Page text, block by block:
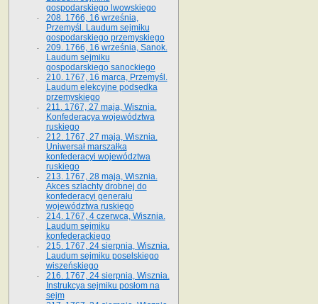
gospodarskiego lwowskiego
208. 1766, 16 września,
Przemyśl. Laudum sejmiku
gospodarskiego przemyskiego
209. 1766, 16 września, Sanok.
Laudum sejmiku
gospodarskiego sanockiego
210. 1767, 16 marca, Przemyśl.
Laudum elekcyjne podsędka
przemyskiego
211. 1767, 27 maja, Wisznia.
Konfederacya województwa
ruskiego
212. 1767, 27 maja, Wisznia.
Uniwersał marszałka
konfederacyi województwa
ruskiego
213. 1767, 28 maja, Wisznia.
Akces szlachty drobnej do
konfederacyi generału
województwa ruskiego
214. 1767, 4 czerwca, Wisznia.
Laudum sejmiku
konfederackiego
215. 1767, 24 sierpnia, Wisznia.
Laudum sejmiku poselskiego
wiszeńskiego
216. 1767, 24 sierpnia, Wisznia.
Instrukcya sejmiku posłom na
sejm